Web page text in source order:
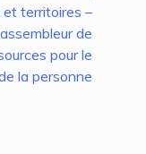
territoires –
de
pour le
la personne